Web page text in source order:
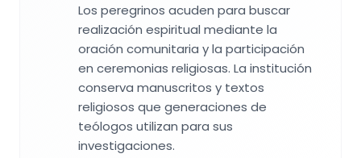
Los peregrinos acuden para buscar
realización espiritual mediante la
oración comunitaria y la participación
en ceremonias religiosas. La institución
conserva manuscritos y textos
religiosos que generaciones de
teólogos utilizan para sus
investigaciones.